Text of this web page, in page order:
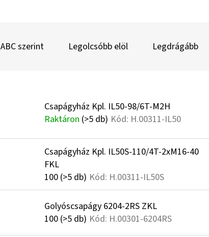
ABC szerint Legolcsóbb elöl Legdrágább
Csapágyház Kpl. IL50-98/6T-M2H
Raktáron (>5 db) Kód: H.00311-IL50
Csapágyház Kpl. IL50S-110/4T-2xM16-40
FKL
100 (>5 db) Kód: H.00311-IL50S
Golyóscsapágy 6204-2RS ZKL
100 (>5 db) Kód: H.00301-6204RS